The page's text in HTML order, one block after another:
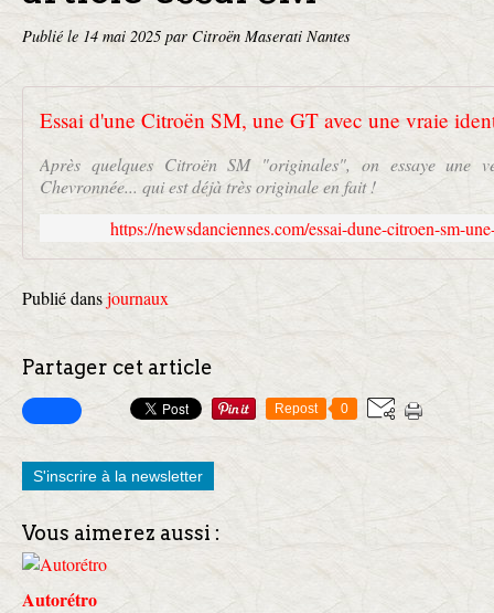
Publié le 14 mai 2025 par Citroën Maserati Nantes
Après quelques Citroën SM "originales", on essaye une
Chevronnée... qui est déjà très originale en fait !
https://newsdanciennes.com/essai-dune-citroen-sm-
Publié dansjournaux
Partager cet article
Repost 0
S'inscrire à la newsletter
Vous aimerez aussi :
Autorétro